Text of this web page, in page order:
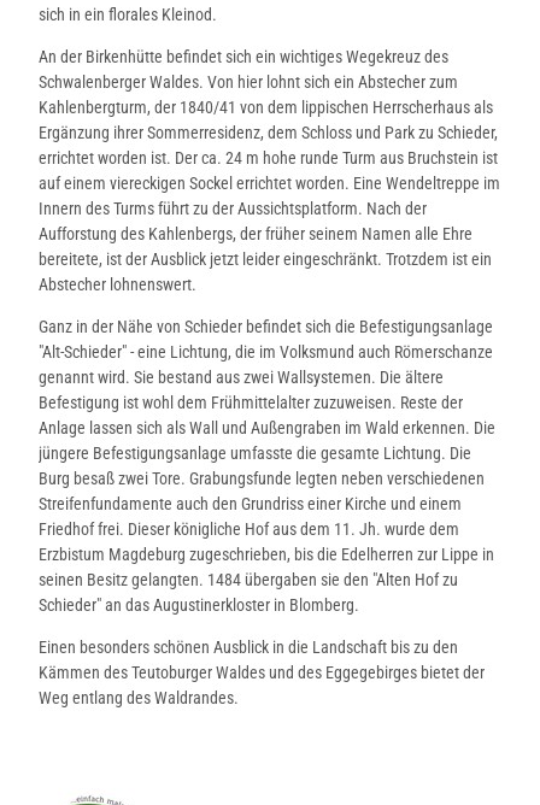
sich in ein florales Kleinod.
An der Birkenhütte befindet sich ein wichtiges Wegekreuz des
Schwalenberger Waldes. Von hier lohnt sich ein Abstecher zum
Kahlenbergturm, der 1840/41 von dem lippischen Herrscherhaus als
Ergänzung ihrer Sommerresidenz, dem Schloss und Park zu Schieder,
errichtet worden ist. Der ca. 24 m hohe runde Turm aus Bruchstein ist
auf einem viereckigen Sockel errichtet worden. Eine Wendeltreppe im
Innern des Turms führt zu der Aussichtsplatform. Nach der
Aufforstung des Kahlenbergs, der früher seinem Namen alle Ehre
bereitete, ist der Ausblick jetzt leider eingeschränkt. Trotzdem ist ein
Abstecher lohnenswert.
Ganz in der Nähe von Schieder befindet sich die Befestigungsanlage
"Alt-Schieder" - eine Lichtung, die im Volksmund auch Römerschanze
genannt wird. Sie bestand aus zwei Wallsystemen. Die ältere
Befestigung ist wohl dem Frühmittelalter zuzuweisen. Reste der
Anlage lassen sich als Wall und Außengraben im Wald erkennen. Die
jüngere Befestigungsanlage umfasste die gesamte Lichtung. Die
Burg besaß zwei Tore. Grabungsfunde legten neben verschiedenen
Streifenfundamente auch den Grundriss einer Kirche und einem
Friedhof frei. Dieser königliche Hof aus dem 11. Jh. wurde dem
Erzbistum Magdeburg zugeschrieben, bis die Edelherren zur Lippe in
seinen Besitz gelangten. 1484 übergaben sie den "Alten Hof zu
Schieder" an das Augustinerkloster in Blomberg.
Einen besonders schönen Ausblick in die Landschaft bis zu den
Kämmen des Teutoburger Waldes und des Eggegebirges bietet der
Weg entlang des Waldrandes.